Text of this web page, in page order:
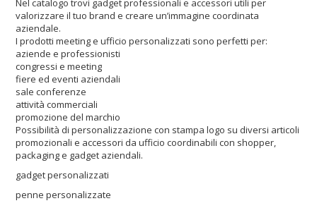
Nel catalogo trovi gadget professionali e accessori utili per
valorizzare il tuo brand e creare un’immagine coordinata
aziendale.
I prodotti meeting e ufficio personalizzati sono perfetti per:
aziende e professionisti
congressi e meeting
fiere ed eventi aziendali
sale conferenze
attività commerciali
promozione del marchio
Possibilità di personalizzazione con stampa logo su diversi articoli
promozionali e accessori da ufficio coordinabili con shopper,
packaging e gadget aziendali.
gadget personalizzati
penne personalizzate